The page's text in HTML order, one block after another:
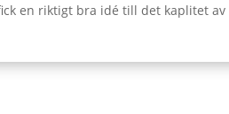
en riktigt bra idé till det kaplitet av